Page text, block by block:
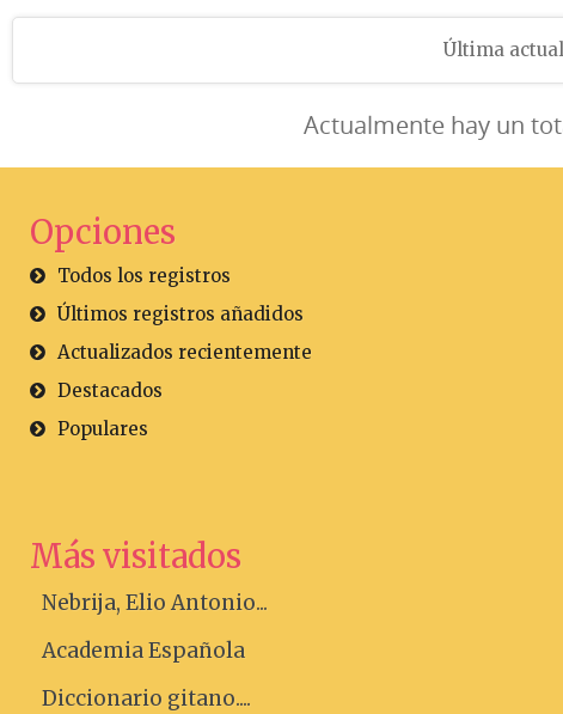
Última
Actualmente hay un
Opciones
Todos los registros
Últimos registros añadidos
Actualizados recientemente
Destacados
Populares
Más visitados
Nebrija, Elio Antonio...
Academia Española
Diccionario gitano....